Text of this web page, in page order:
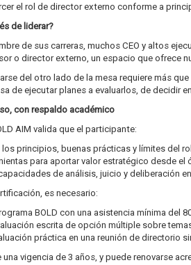
el rol de director externo conforme a
de liderar?
de sus carreras, muchos CEO y altos
o director externo, un espacio que ofrece
del otro lado de la mesa requiere más
de ejecutar planes a evaluarlos, de decidir
con respaldo académico
AIM valida que el participante:
los principios, buenas prácticas y límites del
para aportar valor estratégico desde el
de análisis, juicio y deliberación
es necesario:
BOLD con una asistencia mínima del 80
escrita de opción múltiple sobre
práctica en una reunión de directorio
vigencia de 3 años, y puede renovarse